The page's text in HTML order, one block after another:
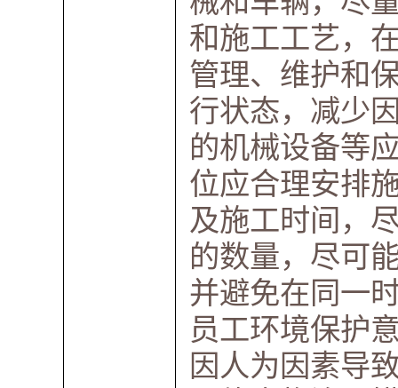
和施工工艺，
管理、维护和
行状态，减少
的机械设备等
位应合理安排
及施工时间，
的数量，尽可
并避免在同一
员工环境保护
因人为因素导